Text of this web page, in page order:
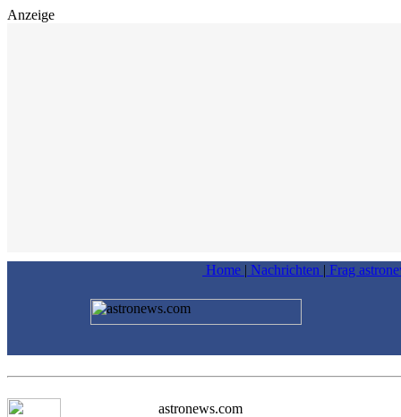
Anzeige
Home | Nachrichten | Frag
astronews.com